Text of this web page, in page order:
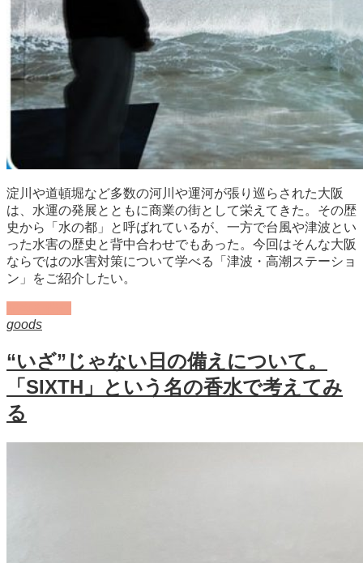
淀川や道頓堀など多数の河川や運河が張り巡らされた大阪
は、水運の発展とともに商業の街として栄えてきた。その歴
史から「水の都」と呼ばれているが、一方で台風や津波とい
った水害の歴史と背中合わせでもあった。今回はそんな大阪
ならではの水害対策について学べる「津波・高潮ステーショ
ン」をご紹介したい。
goods
“いざ”じゃない日の備えについて。
「SIXTH」という名の香水で考えてみ
る